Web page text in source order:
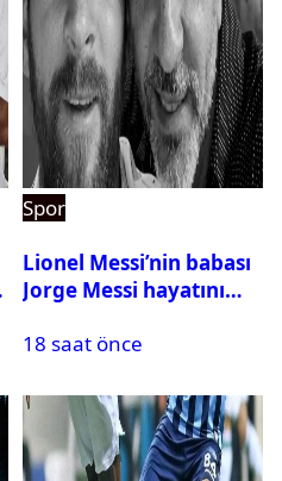
Spor
Lionel Messi’nin babası
Jorge Messi hayatını
18 saat önce